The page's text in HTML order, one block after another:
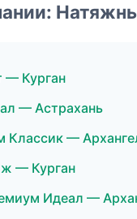
— Курган
— Астрахань
Классик —
— Курган
Идеал —